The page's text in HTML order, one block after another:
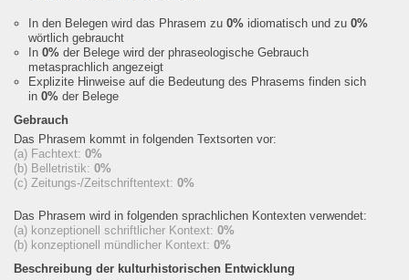
In den Belegen wird das Phrasem zu 0% idiomatisch und zu 0%
wörtlich gebraucht
In 0% der Belege wird der phraseologische Gebrauch
metasprachlich angezeigt
Explizite Hinweise auf die Bedeutung des Phrasems finden sich
in 0% der Belege
Gebrauch
Das Phrasem kommt in folgenden Textsorten vor:
(a) Fachtext: 0%
(b) Belletristik: 0%
(c) Zeitungs-/Zeitschriftentext: 0%
Das Phrasem wird in folgenden sprachlichen Kontexten verwendet:
(a) konzeptionell schriftlicher Kontext: 0%
(b) konzeptionell mündlicher Kontext: 0%
Beschreibung der kulturhistorischen Entwicklung